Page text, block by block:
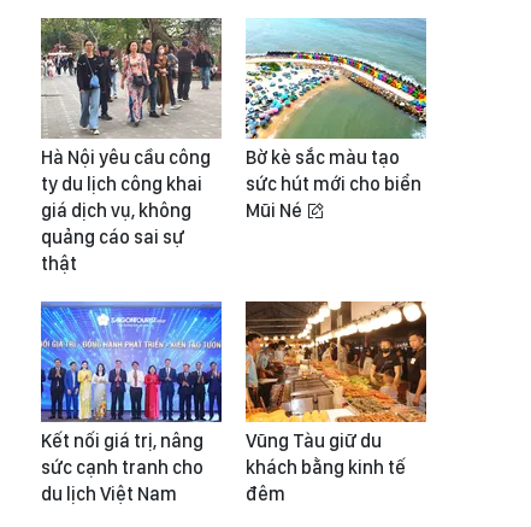
Hà Nội yêu cầu công
ty du lịch công khai
giá dịch vụ, không
quảng cáo sai sự
thật
Bờ kè sắc màu tạo
sức hút mới cho biển
Mũi Né
Kết nối giá trị, nâng
sức cạnh tranh cho
du lịch Việt Nam
Vũng Tàu giữ du
khách bằng kinh tế
đêm